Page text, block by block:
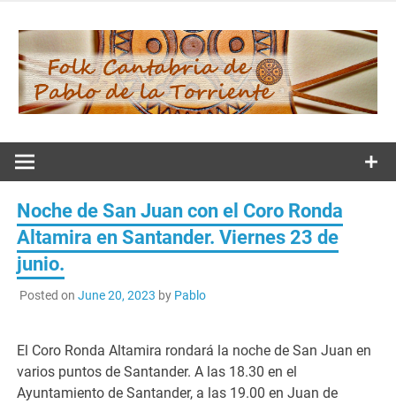
content
Folk
Cantabria de
Pablo de la
Noche de San Juan con el Coro Ronda
Altamira en Santander. Viernes 23 de
junio.
Posted on June 20, 2023 by Pablo
El Coro Ronda Altamira rondará la noche de San Juan en
varios puntos de Santander. A las 18.30 en el
Ayuntamiento de Santander, a las 19.00 en Juan de